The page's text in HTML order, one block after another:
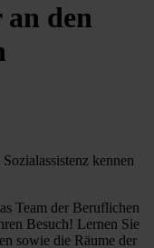
den
kennen
Team der Beruflichen
Besuch! Lernen Sie
sowie die Räume der